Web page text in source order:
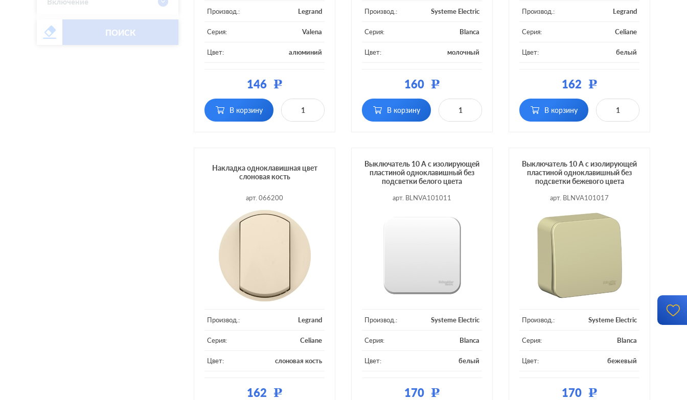
ПОИСК
Производ.: Legrand
Серия: Valena
Цвет: алюминий
Подсветка: без подсветки
146Р
В корзину
Производ.: Systeme Electric
Серия: Blanca
Цвет: молочный
Подсветка: без подсветки
160Р
В корзину
Производ.: Legrand
Серия: Celiane
Цвет: белый
Подсветка: без подсветки
162 Р
В корзину
Накладка одноклавишная цвет
слоновая кость
арт. 066200
Производ.: Legrand
Серия: Celiane
Цвет: слоновая кость
162 Р
Выключатель 10 А с изолирующей
пластиной одноклавишный без
подсветки белого цвета
арт. BLNVA101011
Производ.: Systeme Electric
Серия: Blanca
Цвет: белый
170Р
Выключатель 10 А с изолирующей
пластиной одноклавишный без
подсветки бежевого цвета
арт. BLNVA101017
Производ.: Systeme Electric
Серия: Blanca
Цвет: бежевый
170Р